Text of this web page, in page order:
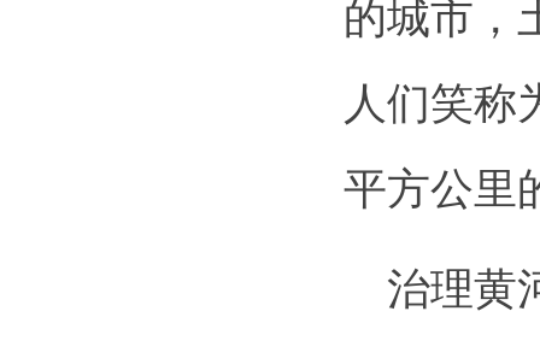
的城市，
人们笑称
平方公里
治理黄